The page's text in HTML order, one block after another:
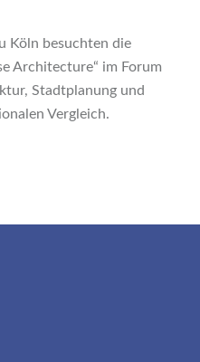
Köln besuchten die
Architecture“ im Forum
Stadtplanung und
Vergleich.